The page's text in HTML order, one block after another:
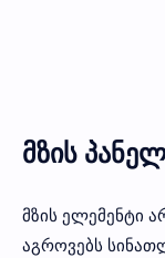
მზის
მზის ელემენტი
აგროვებს